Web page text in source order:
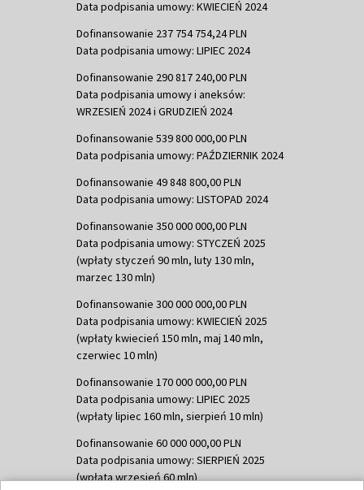
Data podpisania umowy: KWIECIEŃ 2024
Dofinansowanie 237 754 754,24 PLN
Data podpisania umowy: LIPIEC 2024
Dofinansowanie 290 817 240,00 PLN
Data podpisania umowy i aneksów:
WRZESIEŃ 2024 i GRUDZIEŃ 2024
Dofinansowanie 539 800 000,00 PLN
Data podpisania umowy: PAŹDZIERNIK 2024
Dofinansowanie 49 848 800,00 PLN
Data podpisania umowy: LISTOPAD 2024
Dofinansowanie 350 000 000,00 PLN
Data podpisania umowy: STYCZEŃ 2025
(wpłaty styczeń 90 mln, luty 130 mln,
marzec 130 mln)
Dofinansowanie 300 000 000,00 PLN
Data podpisania umowy: KWIECIEŃ 2025
(wpłaty kwiecień 150 mln, maj 140 mln,
czerwiec 10 mln)
Dofinansowanie 170 000 000,00 PLN
Data podpisania umowy: LIPIEC 2025
(wpłaty lipiec 160 mln, sierpień 10 mln)
Dofinansowanie 60 000 000,00 PLN
Data podpisania umowy: SIERPIEŃ 2025
(wpłata wrzesień 60 mln)